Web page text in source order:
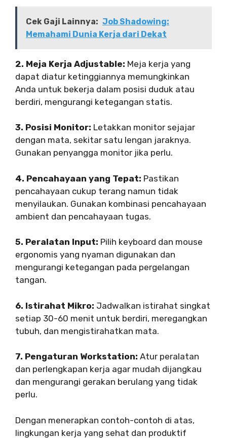
Cek Gaji Lainnya: Job Shadowing:
Memahami Dunia Kerja dari Dekat
2. Meja Kerja Adjustable: Meja kerja yang
dapat diatur ketinggiannya memungkinkan
Anda untuk bekerja dalam posisi duduk atau
berdiri, mengurangi ketegangan statis.
3. Posisi Monitor: Letakkan monitor sejajar
dengan mata, sekitar satu lengan jaraknya.
Gunakan penyangga monitor jika perlu.
4. Pencahayaan yang Tepat: Pastikan
pencahayaan cukup terang namun tidak
menyilaukan. Gunakan kombinasi pencahayaan
ambient dan pencahayaan tugas.
5. Peralatan Input: Pilih keyboard dan mouse
ergonomis yang nyaman digunakan dan
mengurangi ketegangan pada pergelangan
tangan.
6. Istirahat Mikro: Jadwalkan istirahat singkat
setiap 30-60 menit untuk berdiri, meregangkan
tubuh, dan mengistirahatkan mata.
7. Pengaturan Workstation: Atur peralatan
dan perlengkapan kerja agar mudah dijangkau
dan mengurangi gerakan berulang yang tidak
perlu.
Dengan menerapkan contoh-contoh di atas,
lingkungan kerja yang sehat dan produktif